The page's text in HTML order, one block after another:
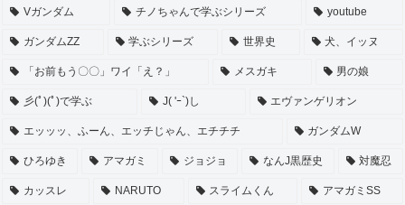
Vガンダム チノちゃんで学ぶシリーズ youtube
ガンダムZZ 学ぶシリーズ 世界史 犬、イッヌ
「お前もう〇〇」ワイ「え？」 メスガキ 男の娘
彡(ﾟ)(ﾟ)で学ぶ J( 'ｰ`)し エヴァンゲリオン
エッッッ、ふーん、エッチじゃん、エチチチ ガンダムW
ひろゆき アマガミ ジョジョ なんJ黒歴史 対魔忍
カッスレ NARUTO スライムくん アマガミSS